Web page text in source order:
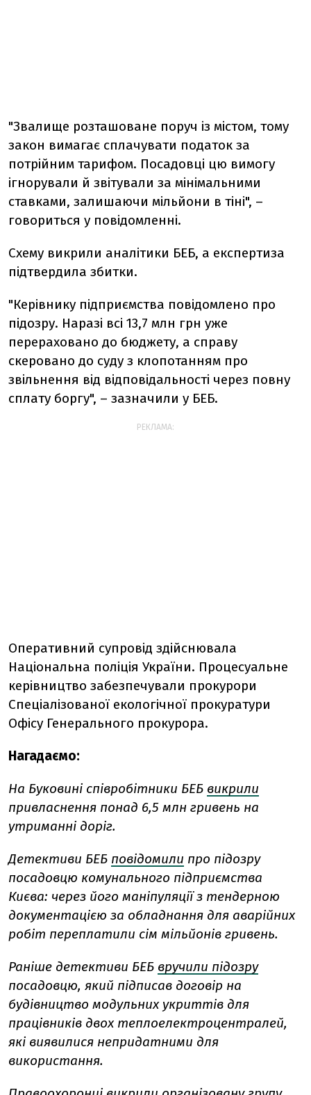
"Звалище розташоване поруч із містом, тому
закон вимагає сплачувати податок за
потрійним тарифом. Посадовці цю вимогу
ігнорували й звітували за мінімальними
ставками, залишаючи мільйони в тіні", –
говориться у повідомленні.
Схему викрили аналітики БЕБ, а експертиза
підтвердила збитки.
"Керівнику підприємства повідомлено про
підозру. Наразі всі 13,7 млн грн уже
перераховано до бюджету, а справу
скеровано до суду з клопотанням про
звільнення від відповідальності через повну
сплату боргу", – зазначили у БЕБ.
РЕКЛАМА:
Оперативний супровід здійснювала
Національна поліція України. Процесуальне
керівництво забезпечували прокурори
Спеціалізованої екологічної прокуратури
Офісу Генерального прокурора.
Нагадаємо:
На Буковині співробітники БЕБ викрили
привласнення понад 6,5 млн гривень на
утриманні доріг.
Детективи БЕБ повідомили про підозру
посадовцю комунального підприємства
Києва: через його маніпуляції з тендерною
документацією за обладнання для аварійних
робіт переплатили сім мільйонів гривень.
Раніше детективи БЕБ вручили підозру
посадовцю, який підписав договір на
будівництво модульних укриттів для
працівників двох теплоелектроцентралей,
які виявилися непридатними для
використання.